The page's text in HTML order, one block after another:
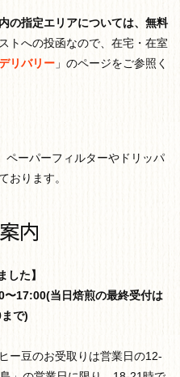
の指定エリアについては、無料
トへの投函なので、在宅・在室
リバリー 」のページをご参照く
ペーパーフィルターやドリッパ
おります。
内
した】
17:00(当日焙煎の最終受付は
で)
ー豆のお受取りは営業日の12-